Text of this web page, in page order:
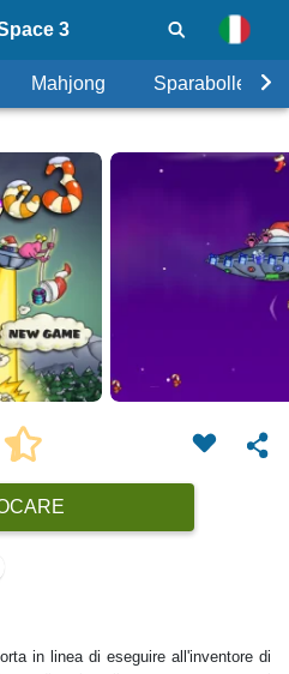
3
Mahjong Sparabolle
in linea di eseguire all'inventore di